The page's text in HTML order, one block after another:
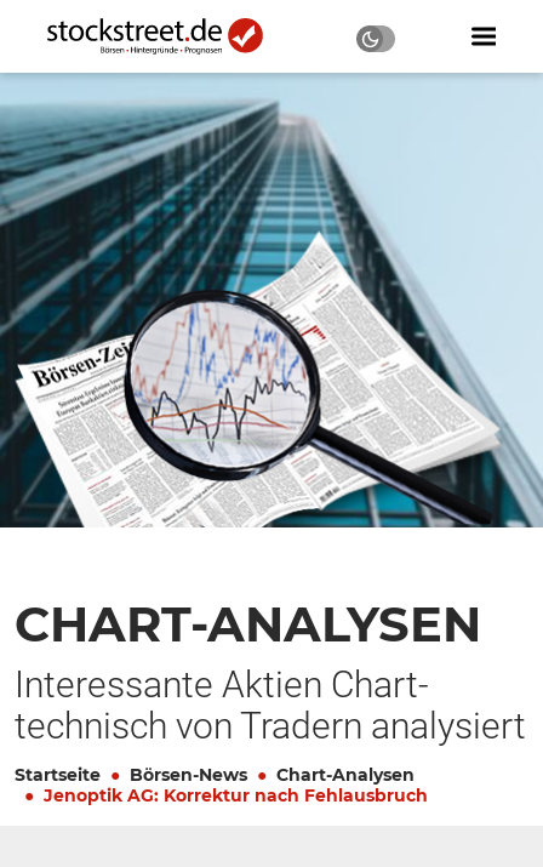
CHART-ANALYSEN
Interessante Aktien Chart-
technisch von Tradern analysiert
Startseite Börsen-News
Chart-Analysen
Jenoptik AG: Korrektur nach Fehlausbruch